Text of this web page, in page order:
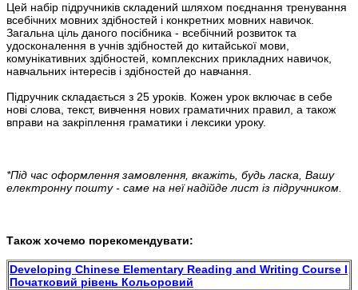
Цей набір підручників складений шляхом поєднання тренування
всебічних мовних здібностей і конкретних мовних навичок.
Загальна ціль даного посібника - всебічний розвиток та
удосконалення в учнів здібностей до китайської мови,
комунікативних здібностей, комплексних прикладних навичок,
навчальних інтересів і здібностей до навчання.
Підручник складається з 25 уроків. Кожен урок включає в себе
нові слова, текст, вивчення нових граматичних правил, а також
вправи на закріплення граматики і лексики уроку.
*Під час оформлення замовлення, вкажіть, будь ласка, Вашу
електронну пошту - саме на неї надійде лист із підручником.
Також хочемо порекомендувати:
Developing Chinese Elementary Reading and Writing Course I
Початковий рівень Кольоровий